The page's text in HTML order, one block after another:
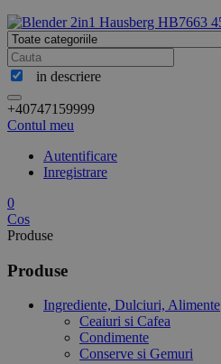
in descriere
+40747159999
Contul meu
Autentificare
Inregistrare
0
Cos
Produse
Produse
Ingrediente, Dulciuri, Alimente
Ceaiuri si Cafea
Condimente
Conserve si Gemuri